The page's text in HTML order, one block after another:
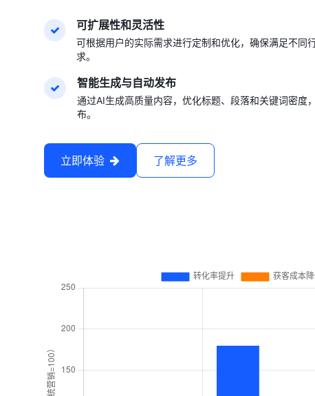
可扩展性和灵活性
可根据用户的实际需求进行定制和优化，确保满足不同
求。
智能生成与自动发布
通过AI生成高质量内容，优化标题、段落和关键词密度
布。
立即体验 了解更多